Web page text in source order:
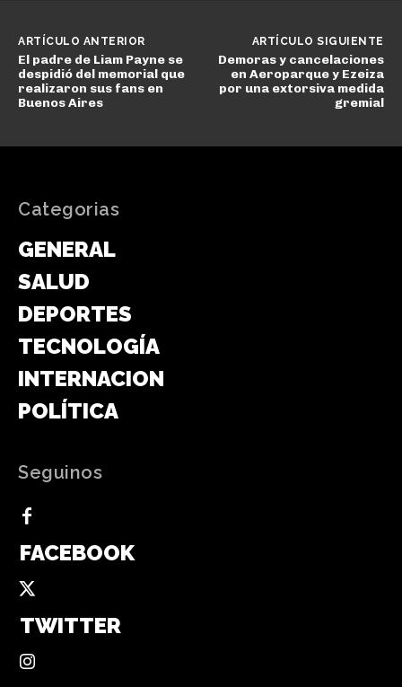
ARTÍCULO ANTERIOR
El padre de Liam Payne se
despidió del memorial que
realizaron sus fans en
Buenos Aires
ARTÍCULO SIGUIENTE
Demoras y cancelaciones
en Aeroparque y Ezeiza
por una extorsiva medida
gremial
Categorias
GENERAL
SALUD
DEPORTES
TECNOLOGÍA
INTERNACIONAL
POLÍTICA
Seguinos
FACEBOOK
TWITTER